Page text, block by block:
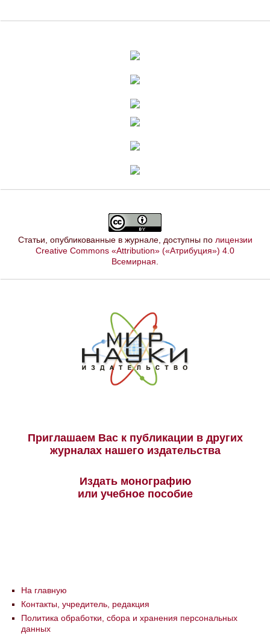
Статьи, опубликованные в журнале, доступны по лицензии
Creative Commons «Attribution» («Атрибуция») 4.0
Всемирная
Приглашаем Вас к публикации в других
журналах нашего издательства
Издать монографию
или учебное пособие
На главную
Контакты, учредитель, редакция
Политика обработки, сбора и хранения персональных
данных